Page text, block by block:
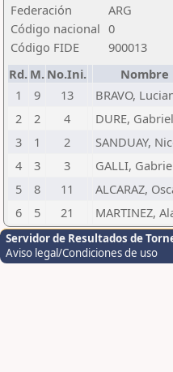
Federación
ARG
Código nacional 0
Código FIDE
900013
Rd. M. No.Ini. Nombre
1
9 13 BRAVO,
2
2 4 DURE, Gabriel
3
1 2 SANDUAY,
4
3 3 GALLI,
5
8 11 ALCARAZ,
6
5 21 MARTINEZ,
Servidor de Resultados de
Aviso legal/Condiciones de uso